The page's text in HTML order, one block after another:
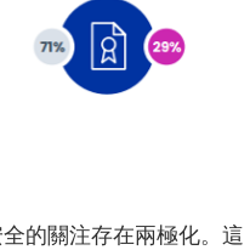
的關注存在兩極化。這